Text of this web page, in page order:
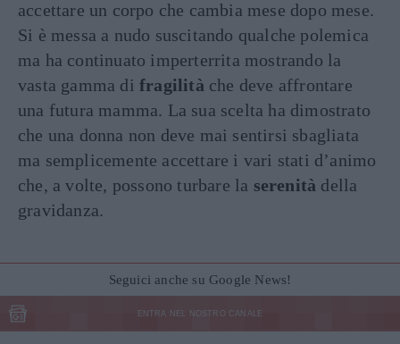
accettare un corpo che cambia mese dopo mese.
Si è messa a nudo suscitando qualche polemica
ma ha continuato imperterrita mostrando la
vasta gamma di fragilità che deve affrontare
una futura mamma. La sua scelta ha dimostrato
che una donna non deve mai sentirsi sbagliata
ma semplicemente accettare i vari stati d’animo
che, a volte, possono turbare la serenità della
gravidanza.
Seguici anche su Google News!
ENTRA NEL NOSTRO CANALE